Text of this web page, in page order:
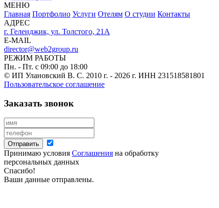
МЕНЮ
Главная Портфолио Услуги Отелям О студии Контакты
АДРЕС
г. Геленджик, ул. Толстого, 21А
E-MAIL
director@web2group.ru
РЕЖИМ РАБОТЫ
Пн. - Пт. с 09:00 до 18:00
© ИП Улановский В. С. 2010 г. - 2026 г. ИНН 231518581801
Пользовательское соглашение
Заказать звонок
Отправить
Принимаю условия Соглашения на обработку
персональных данных
Спасибо!
Ваши данные отправлены.